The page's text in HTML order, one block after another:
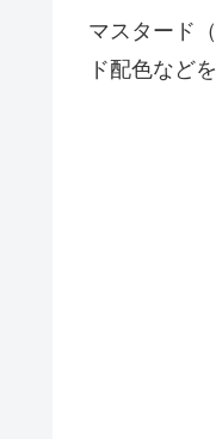
マスタード
ド配色など